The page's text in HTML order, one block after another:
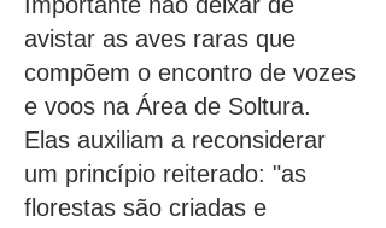
avistar as aves raras que
compõem o encontro de vozes
e voos na Área de Soltura.
Elas auxiliam a reconsiderar
um princípio reiterado: "as
florestas são criadas e